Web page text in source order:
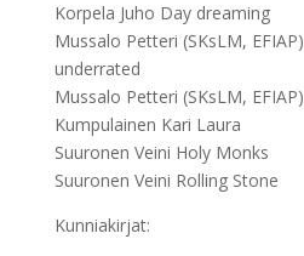
Korpela Juho Day dreaming
Mussalo Petteri (SKsLM,
underrated
Mussalo Petteri (SKsLM,
Kumpulainen Kari Laura
Suuronen Veini Holy Monks
Suuronen Veini Rolling Stone
Kunniakirjat: